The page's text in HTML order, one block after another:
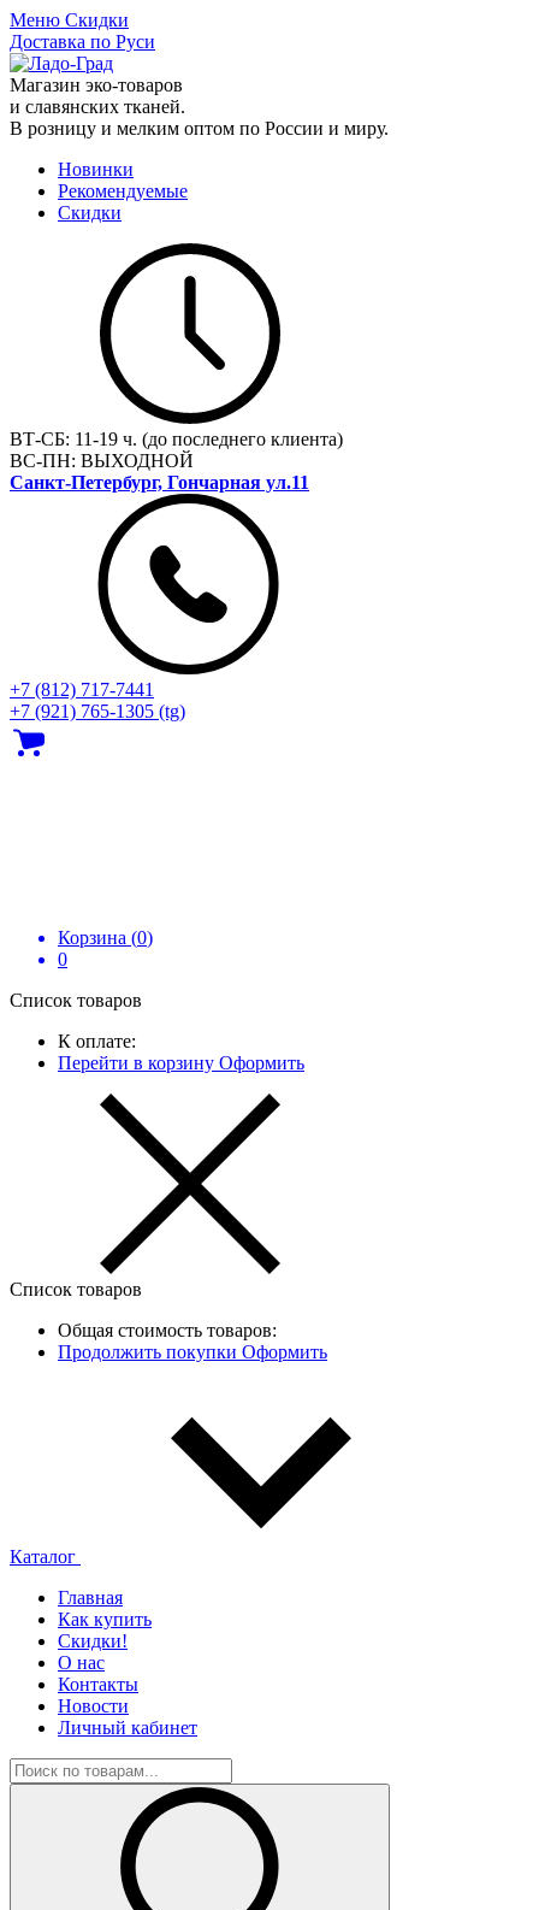
Меню Скидки
Доставка по Руси
Магазин эко-товаров
и славянских тканей.
В розницу и мелким оптом по России и миру.
Новинки
Рекомендуемые
Скидки
ВТ-СБ: 11-19 ч. (до последнего клиента)
ВС-ПН: ВЫХОДНОЙ
Санкт-Петербург, Гончарная ул.11
+7 (812) 717‑7441
+7 (921) 765-1305 (tg)
Корзина (0)
0
Список товаров
К оплате:
Перейти в корзину Оформить
Список товаров
Общая стоимость товаров:
Продолжить покупки Оформить
Каталог
Главная
Как купить
Скидки!
О нас
Контакты
Новости
Личный кабинет